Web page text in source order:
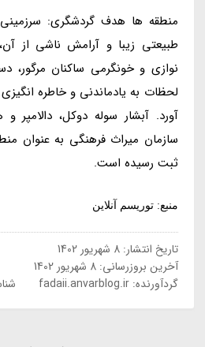
منطقه ها هدف گردشگری:
طبیعتی زیبا و آرامش ناشی از
نوازی و خونگرمی ساکنان
لحظات به یادماندنی و خاطره
آورد. آبشار سوله دوکل، دالامپر
سازمان میراث فرهنگی به عنوان
ثبت رسیده است.
منبع: توریسم آنلاین
تاریخ انتشار:8 شهریور 1402
آخرین بروزرسانی:8 شهریور 1402
گردآورنده:fadaii.anvarblog.ir